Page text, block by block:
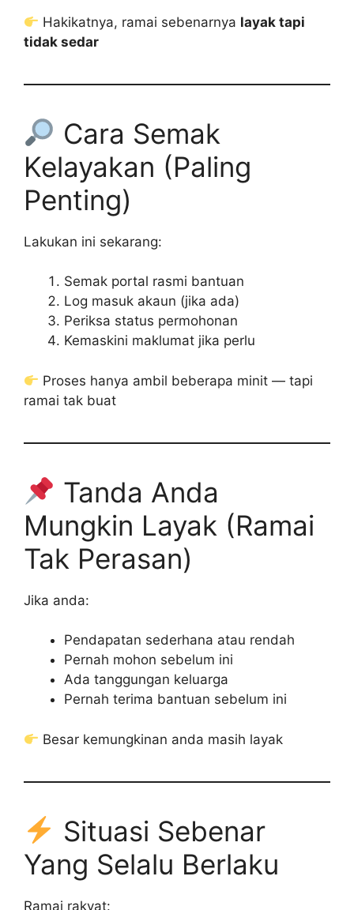
Hakikatnya, ramai sebenarnya layak tapi
tidak sedar
Cara Semak
Kelayakan (Paling
Penting)
Lakukan ini sekarang:
Semak portal rasmi bantuan
Log masuk akaun (jika ada)
Periksa status permohonan
Kemaskini maklumat jika perlu
Proses hanya ambil beberapa minit — tapi
ramai tak buat
Tanda Anda
Mungkin Layak (Ramai
Tak Perasan)
Jika anda:
Pendapatan sederhana atau rendah
Pernah mohon sebelum ini
Ada tanggungan keluarga
Pernah terima bantuan sebelum ini
Besar kemungkinan anda masih layak
Situasi Sebenar
Yang Selalu Berlaku
Ramai rakyat: